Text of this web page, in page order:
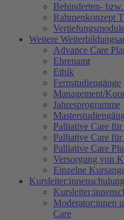
Behinderten-
Rahmenkonzept
Weitere
Advance Care
Ehrenamt
Ethik
Fernstudiengänge
Management/
Jahresprogramme
Palliative Care für
Palliative Care
Palliative Care
Versorgung von
Einzelne
Kursleiter:innenschulung
Moderator:innen
Care